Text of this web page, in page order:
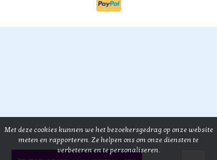
Met deze cookies kunnen we het bezoekersgedrag op onze website
meten en rapporteren. Ze helpen ons om onze diensten te
verbeteren en te personaliseren.